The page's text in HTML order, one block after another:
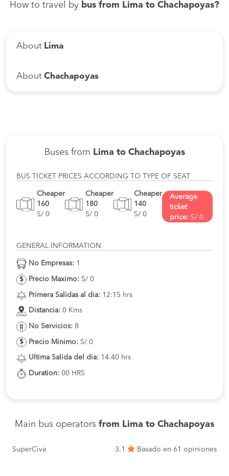
How to travel by bus from Lima to Chachapoyas?
About Lima
About Chachapoyas
Buses from Lima to Chachapoyas
BUS TICKET PRICES ACCORDING TO TYPE OF SEAT
Cheaper
160
S/ 0
Cheaper
180
S/ 0
Cheaper
140
S/ 0
Average
ticket
price: S/ 0
GENERAL INFORMATION
No Empresas: 1
Precio Maximo: S/ 0
Primera Salidas al dia: 12:15 hrs
Distancia: 0 Kms
No Servicios: 8
Precio Minimo: S/ 0
Ultima Salida del dia: 14:40 hrs
Duration: 00 HRS
Main bus operators from Lima to Chachapoyas
SuperCiva 3.1 Basado en 61 opiniones